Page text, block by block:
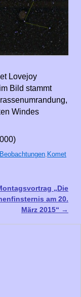
Lovejoy
Bild stammt
Windes
Beobachtungen, Komet
„Die
am 20.
März 2015“ →